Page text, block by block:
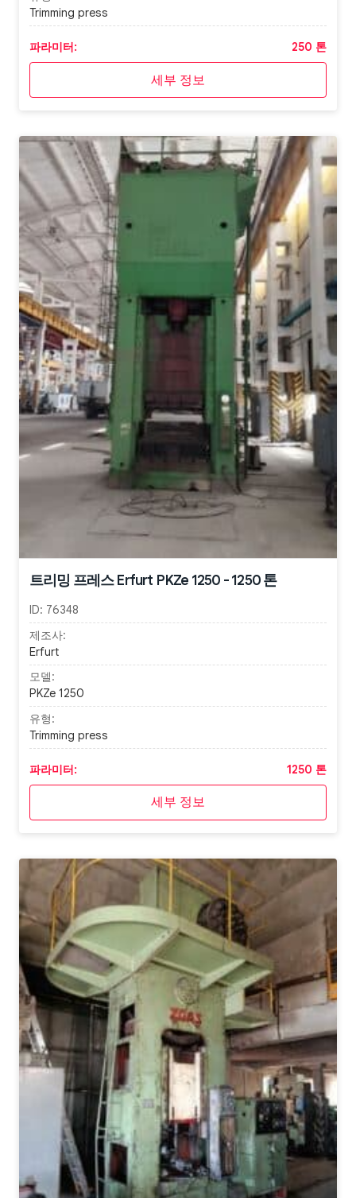
Trimming press
파라미터: 250 톤
세부 정보
트리밍 프레스 Erfurt PKZe 1250 - 1250 톤
ID: 76348
제조사:
Erfurt
모델:
PKZe 1250
유형:
Trimming press
파라미터: 1250 톤
세부 정보